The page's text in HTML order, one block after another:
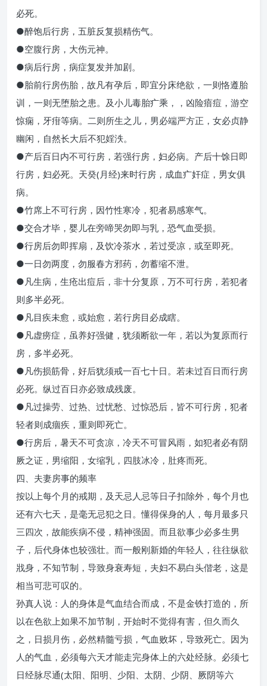
必死。
●醉饱后行房，五脏反复损精伤气。
●空腹行房，大伤元神。
●病后行房，病症复发并加剧。
●胎前行房伤胎，故凡有孕后，即宜分床绝欲，一则恪遵胎
训，一则无堕胎之患。及小儿毒胎疒乘，，凶险瘖痘，游空
惊痫，牙疳等病。二则所生之儿，男必端严方正，女必贞静
幽闲，自然长大后不犯婬泆。
●产后百日内不可行房，若强行房，妇必病。产后十馀日即
行房，妇必死。天癸(月经)来时行房，成血疒奸症，男女俱
病。
●竹席上不可行房，因竹性寒冷，犯者易感寒气。
●交合才毕，婴儿在旁啼哭勿即与乳，恐气血受损。
●行房后勿即挥扇，及饮冷茶水，若过受凉，或至即死。
●一日勿两度，勿服春方邪药，勿蓄缩不泄。
●凡生病，生疮出痘后，非十分复原，万不可行房，若犯者
则多半必死。
●凡目疾未愈，或始愈，若行房目必成瞎。
●凡虚痨症，虽养好强健，犹须断欲一年，若以为复原而行
房，多半必死。
●凡伤损筋骨，好后犹须戒一百七十日。若未过百日而行房
必死。纵过百日亦必致成残废。
●凡过操劳、过热、过忧愁、过惊恐后，皆不可行房，犯者
轻者则成痼疾，重则即死亡。
●行房后，暑天不可贪凉，冷天不可冒风雨，如犯者必有阴
厥之证，男缩阳，女缩乳，四肢冰冷，肚疼而死。
四、夫妻房事的频率
按以上每个月的戒期，及天忌人忌等日子扣除外，每个月也
还有六七天，是毫无忌犯之日。懂得保身的人，每月最多只
三四次，故能疾病不侵，精神强固。而且欲事少必多生男
子，后代身体也较强壮。而一般刚新婚的年轻人，往往纵欲
戕身，不知节制，导致身衰寿短，夫妇不易白头偕老，这是
相当可悲可叹的。
孙真人说：人的身体是气血结合而成，不是金铁打造的，所
以在色欲上如果不加节制，开始时不觉得有害，但久而久
之，日损月伤，必然精髓亏损，气血败坏，导致死亡。因为
人的气血，必须每六天才能走完身体上的六处经脉。必须七
日经脉尽通(太阳、阳明、少阳、太阴、少阴、厥阴等六